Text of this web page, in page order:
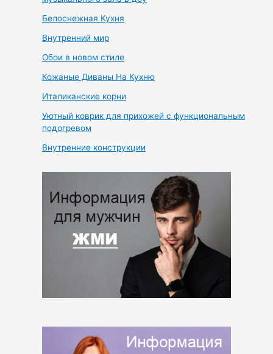
Белоснежная Кухня
Внутренний мир
Обои в новом стиле
Кожаные Диваны На Кухню
Италиканские корни
Уютный коврик для прихожей с функциональным
подогревом
Внутренние конструкции